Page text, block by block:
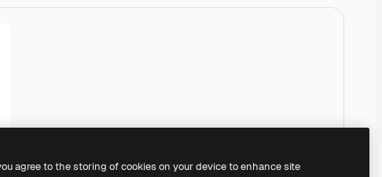
agree to the storing of cookies on your device to enhance site